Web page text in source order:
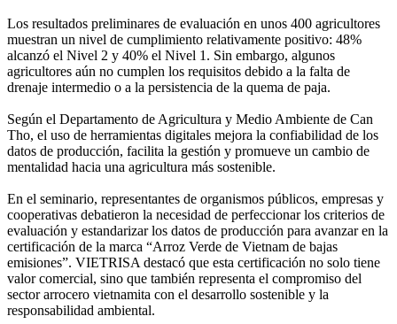
Los resultados preliminares de evaluación en unos 400 agricultores
muestran un nivel de cumplimiento relativamente positivo: 48%
alcanzó el Nivel 2 y 40% el Nivel 1. Sin embargo, algunos
agricultores aún no cumplen los requisitos debido a la falta de
drenaje intermedio o a la persistencia de la quema de paja.
Según el Departamento de Agricultura y Medio Ambiente de Can
Tho, el uso de herramientas digitales mejora la confiabilidad de los
datos de producción, facilita la gestión y promueve un cambio de
mentalidad hacia una agricultura más sostenible.
En el seminario, representantes de organismos públicos, empresas y
cooperativas debatieron la necesidad de perfeccionar los criterios de
evaluación y estandarizar los datos de producción para avanzar en la
certificación de la marca “Arroz Verde de Vietnam de bajas
emisiones”. VIETRISA destacó que esta certificación no solo tiene
valor comercial, sino que también representa el compromiso del
sector arrocero vietnamita con el desarrollo sostenible y la
responsabilidad ambiental.